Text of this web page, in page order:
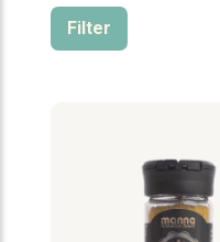
Filter